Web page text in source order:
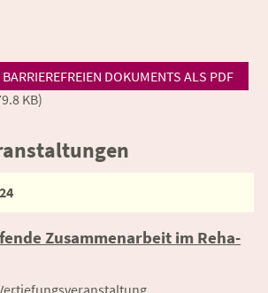
DOKUMENTS ALS PDF
KB)
Zusammenarbeit im Reha-